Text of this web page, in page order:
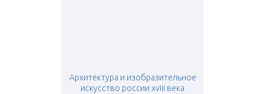
Архитектура и изобразительное
искусство россии xviii века